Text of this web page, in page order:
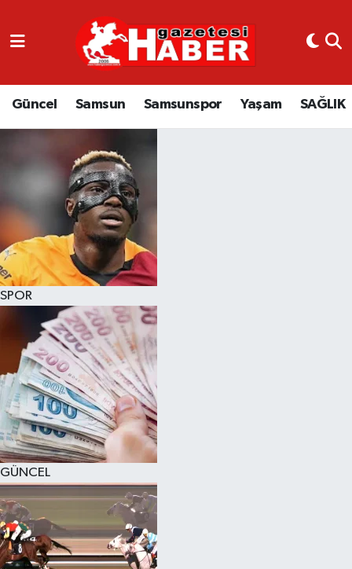
Güncel Samsun Samsunspor Yaşam SAĞLIK
SPOR
GÜNCEL
GÜNCEL
SAMSUN
EKONOMİ
YAŞAM